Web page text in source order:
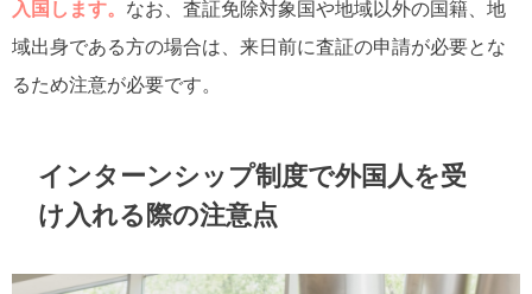
入国します。 なお、査証免除対象国や地域以外の国籍、地
域出身である方の場合は、来日前に査証の申請が必要とな
るため注意が必要です。
インターンシップ制度で外国人を受
け入れる際の注意点